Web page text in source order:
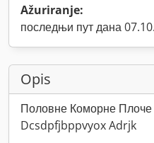
Ažuriranje:
последњи пут дана
Opis
Половне Коморне
Dcsdpfjbppvyox Adrjk